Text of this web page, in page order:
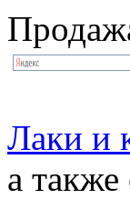
Лаки и
а